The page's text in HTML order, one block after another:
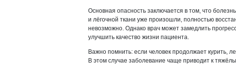
Основная опасность заключается в том, что
и лёгочной ткани уже произошли, полностью
невозможно. Однако врач может замедлить
улучшить качество жизни пациента.
Важно помнить: если человек продолжает курить,
В этом случае заболевание чаще приводит к